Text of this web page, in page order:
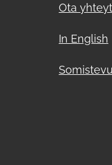
Ota
In English